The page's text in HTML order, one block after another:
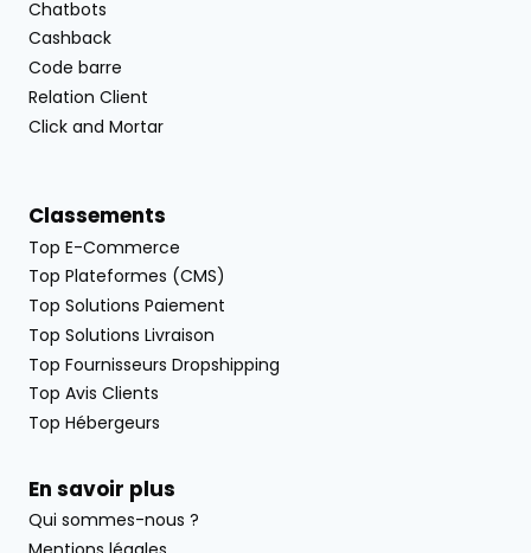
Chatbots
Cashback
Code barre
Relation Client
Click and Mortar
Classements
Top E-Commerce
Top Plateformes (CMS)
Top Solutions Paiement
Top Solutions Livraison
Top Fournisseurs Dropshipping
Top Avis Clients
Top Hébergeurs
En savoir plus
Qui sommes-nous ?